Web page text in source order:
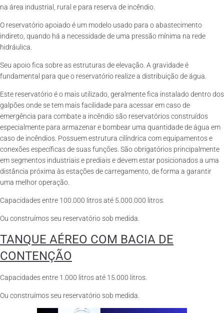
na área industrial, rural e para reserva de incêndio.
O reservatório apoiado é um modelo usado para o abastecimento
indireto, quando há a necessidade de uma pressão mínima na rede
hidráulica.
Seu apoio fica sobre as estruturas de elevação. A gravidade é
fundamental para que o reservatório realize a distribuição de água.
Este reservatório é o mais utilizado, geralmente fica instalado dentro dos
galpões onde se tem mais facilidade para acessar em caso de
emergência para combate a incêndio são reservatórios construídos
especialmente para armazenar e bombear uma quantidade de água em
caso de incêndios. Possuem estrutura cilíndrica com equipamentos e
conexões específicas de suas funções. São obrigatórios principalmente
em segmentos industriais e prediais e devem estar posicionados a uma
distância próxima às estações de carregamento, de forma a garantir
uma melhor operação.
Capacidades entre 100.000 litros até 5.000.000 litros.
Ou construímos seu reservatório sob medida.
TANQUE AÉREO COM BACIA DE
CONTENÇÃO
Capacidades entre 1.000 litros até 15.000 litros.
Ou construímos seu reservatório sob medida.